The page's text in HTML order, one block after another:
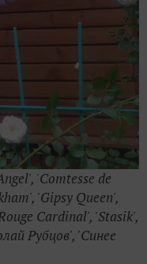
'Comtesse de
'Gipsy Queen',
Cardinal', 'Stasik',
Рубцов', 'Синее